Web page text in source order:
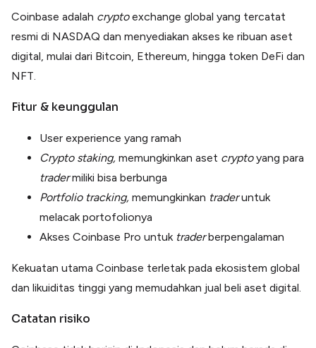
Coinbase adalah cryptoexchange global yang tercatat
resmi di NASDAQ dan menyediakan akses ke ribuan aset
digital, mulai dari Bitcoin, Ethereum, hingga token DeFi dan
NFT.
Fitur & keunggulan
User experience yang ramah
Crypto staking, memungkinkan aset cryptoyang para
tradermiliki bisa berbunga
Portfolio tracking, memungkinkan traderuntuk
melacak portofolionya
Akses Coinbase Pro untuk traderberpengalaman
Kekuatan utama Coinbase terletak pada ekosistem global
dan likuiditas tinggi yang memudahkan jual beli aset digital.
Catatan risiko